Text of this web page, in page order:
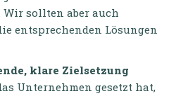
sollten aber auch
entsprechenden Lösungen
klare Zielsetzung
Unternehmen gesetzt hat,